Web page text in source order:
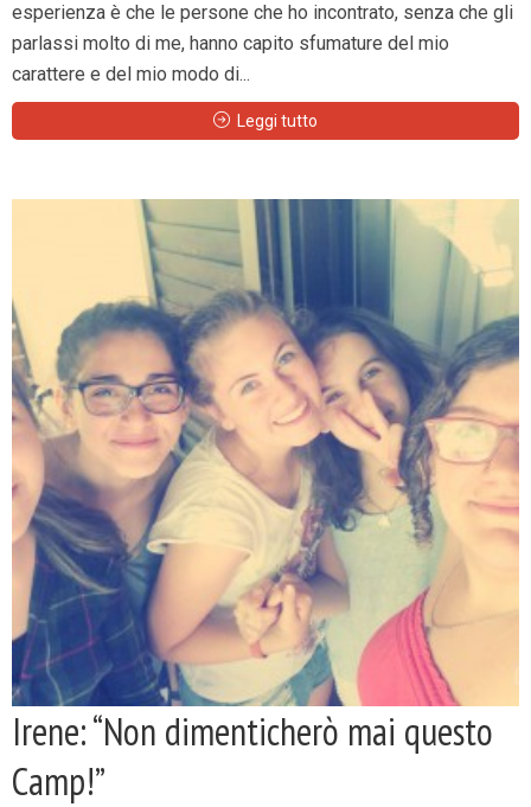
esperienza è che le persone che ho incontrato, senza che gli
parlassi molto di me, hanno capito sfumature del mio
carattere e del mio modo di...
Leggi tutto
Irene: “Non dimenticherò mai questo
Camp!”